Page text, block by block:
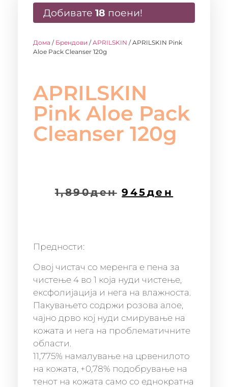
Добивате 18 поени!
Дома / Брендови /APRILSKIN / APRILSKIN Pink
Aloe Pack Cleanser 120g
APRILSKIN
Pink Aloe Pack
Cleanser 120g
1,890ден 945ден
Предности:
Овој чистач со меренга е пена за
чистење 4 во 1 која нуди чистење,
ексфолијација и нега на влажноста.
Пакувањето содржи розова алое,
чајно дрво кој нуди смирување на
кожата и нега на проблематичните
области.
11,775% намалување на црвенилото
на кожата, +0,78% подобрување на
тенот на кожата само со еднократна